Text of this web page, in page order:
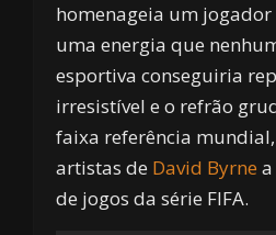
homenageia um
uma energia que
esportiva conseguiria
irresistível e o refrão
faixa referência
artistas de David Byrne
de jogos da série FIFA.